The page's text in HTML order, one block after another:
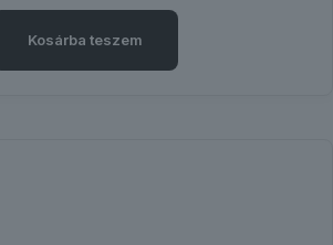
Kosárba teszem